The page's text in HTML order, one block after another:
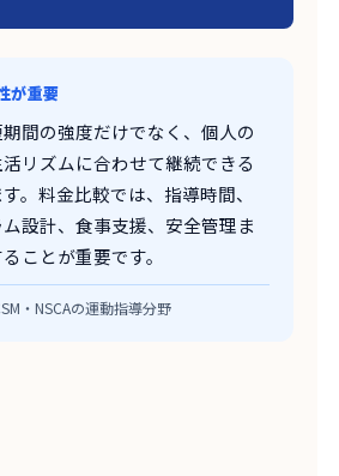
が重要
間の強度だけでなく、個人の
リズムに合わせて継続できる
。料金比較では、指導時間、
設計、食事支援、安全管理ま
ことが重要です。
・NSCAの運動指導分野